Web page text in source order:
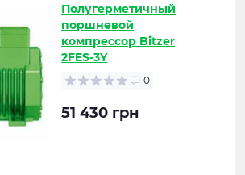
Полугерметичный
поршневой
компрессор Bitzer
2FES-3Y
0
51 430 грн